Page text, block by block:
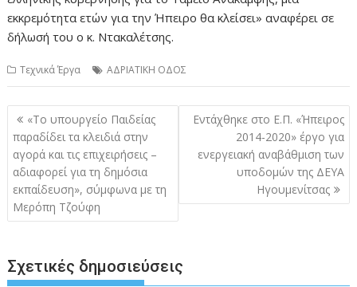
εκκρεμότητα ετών για την Ήπειρο θα κλείσει» αναφέρει σε
δήλωσή του ο κ. Ντακαλέτσης.
Τεχνικά Έργα ΑΔΡΙΑΤΙΚΗ ΟΔΟΣ
Πλοήγηση
άρθρων
«Το υπουργείο Παιδείας
παραδίδει τα κλειδιά στην
αγορά και τις επιχειρήσεις –
αδιαφορεί για τη δημόσια
εκπαίδευση», σύμφωνα με τη
Μερόπη Τζούφη
Εντάχθηκε στο Ε.Π. «Ήπειρος
2014-2020» έργο για
ενεργειακή αναβάθμιση των
υποδομών της ΔΕΥΑ
Ηγουμενίτσας
Σχετικές δημοσιεύσεις